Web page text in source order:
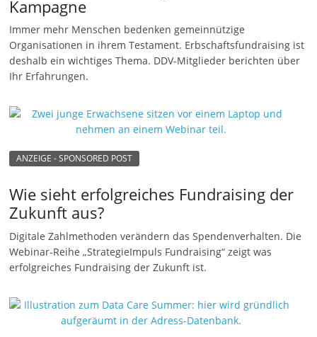
V
e
r
i
S
t
i
f
u
Kampagne
Immer mehr Menschen bedenken gemeinnützige
Organisationen in ihrem Testament. Erbschaftsfundraising ist
deshalb ein wichtiges Thema. DDV-Mitglieder berichten über
Ihr Erfahrungen.
ANZEIGE - SPONSORED POST
Wie sieht erfolgreiches Fundraising der
Zukunft aus?
Digitale Zahlmethoden verändern das Spendenverhalten. Die
Webinar-Reihe „StrategieImpuls Fundraising“ zeigt was
erfolgreiches Fundraising der Zukunft ist.